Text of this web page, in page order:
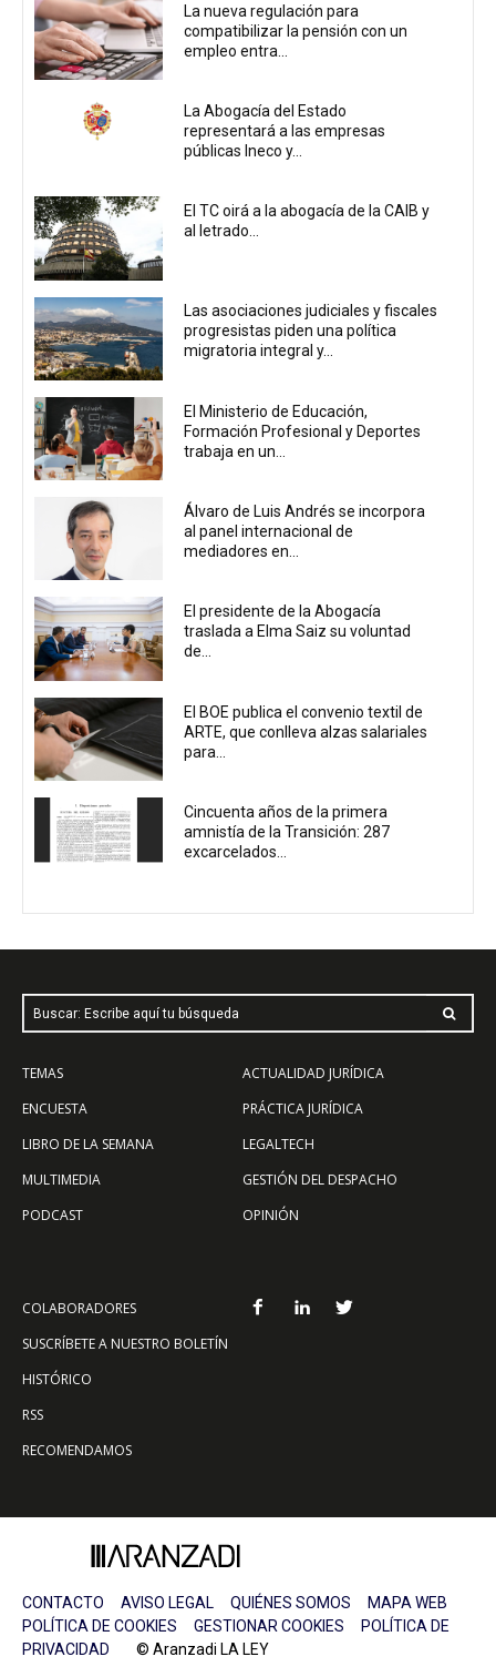
La nueva regulación para
compatibilizar la pensión con un
empleo entra...
La Abogacía del Estado
representará a las empresas
públicas Ineco y...
El TC oirá a la abogacía de la CAIB y
al letrado...
Las asociaciones judiciales y fiscales
progresistas piden una política
migratoria integral y...
El Ministerio de Educación,
Formación Profesional y Deportes
trabaja en un...
Álvaro de Luis Andrés se incorpora
al panel internacional de
mediadores en...
El presidente de la Abogacía
traslada a Elma Saiz su voluntad
de...
El BOE publica el convenio textil de
ARTE, que conlleva alzas salariales
para...
Cincuenta años de la primera
amnistía de la Transición: 287
excarcelados...
Buscar: Escribe aquí tu búsqueda
TEMAS
ENCUESTA
LIBRO DE LA SEMANA
MULTIMEDIA
PODCAST
ACTUALIDAD JURÍDICA
PRÁCTICA JURÍDICA
LEGALTECH
GESTIÓN DEL DESPACHO
OPINIÓN
COLABORADORES
SUSCRÍBETE A NUESTRO BOLETÍN
HISTÓRICO
RSS
RECOMENDAMOS
CONTACTO AVISO LEGAL QUIÉNES SOMOS
MAPA WEB
POLÍTICA DE COOKIES
GESTIONAR COOKIES
POLÍTICA DE
PRIVACIDAD © Aranzadi LA LEY